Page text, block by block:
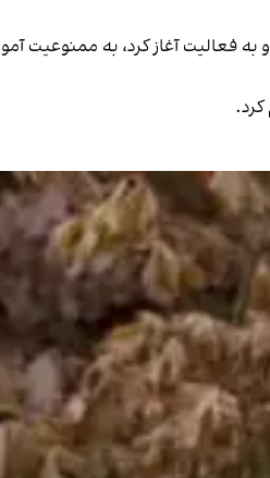
به فعالیت آغاز کرد، به ممنوعیت